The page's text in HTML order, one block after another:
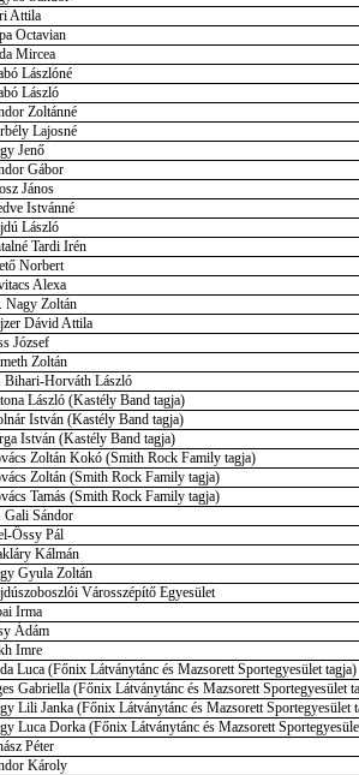
Attila
Octavian
Mircea
Lászlóné
László
Zoltánné
Lajosné
Jenő
Gábor
János
Istvánné
László
Tardi Irén
Norbert
Alexa
Nagy Zoltán
Dávid Attila
József
Zoltán
Bihari-Horváth László
László (Kastély Band tagja)
István (Kastély Band tagja)
István (Kastély Band tagja)
Zoltán Kokó (Smith Rock Family tagja)
Zoltán (Smith Rock Family tagja)
Tamás (Smith Rock Family tagja)
Gali Sándor
Őssy Pál
Kálmán
Gyula Zoltán
Városszépítő Egyesület
Irma
Ádám
Imre
Luca (Főnix Látványtánc és Mazsorett Sportegyesület tagja)
Gabriella (Főnix Látványtánc és Mazsorett Sportegyesület
Lili Janka (Főnix Látványtánc és Mazsorett Sportegyesület
Luca Dorka (Főnix Látványtánc és Mazsorett
Péter
Károly